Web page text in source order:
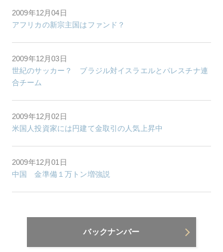
2009年12月04日
アフリカの新宗主国はファンド？
2009年12月03日
世紀のサッカー？ ブラジル対イスラエルとパレスチナ連
合チーム
2009年12月02日
米国人投資家には円建て金取引の人気上昇中
2009年12月01日
中国 金準備１万トン増強説
バックナンバー